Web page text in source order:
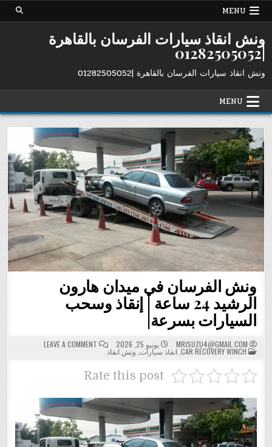
Skip
MENU
ونش انقاذ سيارات الفرسان بالقاهرة
|01282505052
ونش انقاذ سيارات الفرسان بالقاهرة |01282505052
MENU
ونش الفرسان في ميدان هارون
الرشيد 24 ساعة | إنقاذ وسحب
السيارات بسرعة|
MRISUZU4@GMAIL.COM يونيو 25, 2026 LEAVE A COMMENT
ON
الفرسان
ساعة
|
إنقاذ
وسحب
السيارات
بسرعة|
POSTED
IN
CAR RECOVERY WINCH
,انقاذ سيارات, ونش انقاذ
Rate this post